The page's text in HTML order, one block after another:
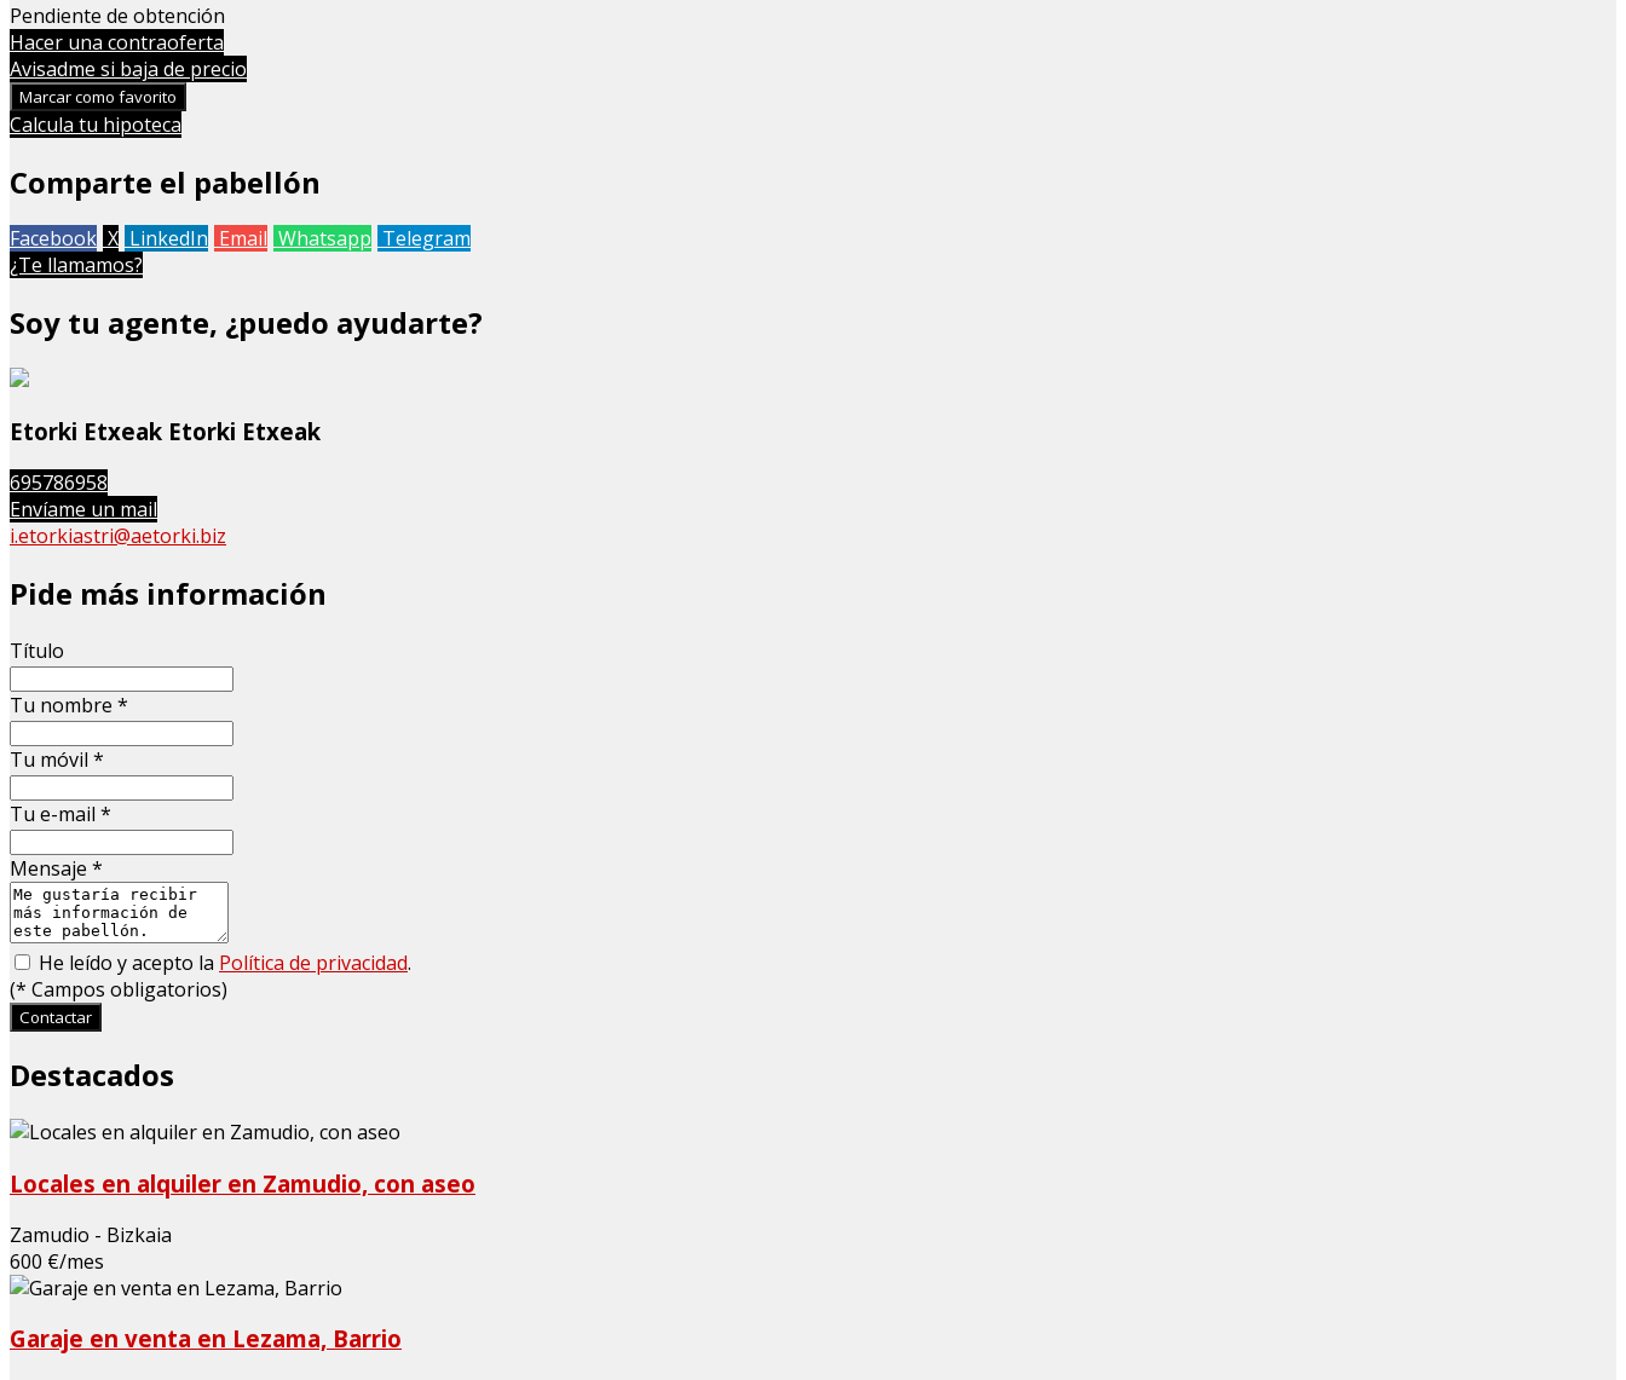
Pendiente de obtención
Hacer una contraoferta
Avisadme si baja de precio
Marcar como favorito
Calcula tu hipoteca
Comparte el pabellón
Facebook X LinkedIn Email Whatsapp Telegram
¿Te llamamos?
Soy tu agente, ¿puedo ayudarte?
Etorki Etxeak Etorki Etxeak
695786958
Envíame un mail
i.etorkiastri@aetorki.biz
Pide más información
Título
Tu nombre *
Tu móvil *
Tu e-mail *
Mensaje *
He leído y acepto la Política de privacidad.
(* Campos obligatorios)
Contactar
Destacados
Locales en alquiler en Zamudio, con aseo
Zamudio - Bizkaia
600 €/mes
Garaje en venta en Lezama, Barrio